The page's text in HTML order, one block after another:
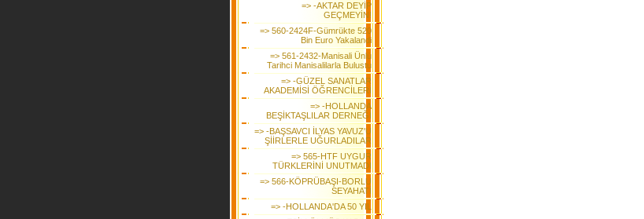
=> -AKTAR DEYİP
GEÇMEYİN!
=> 560-2424F-Gümrükte 520
Bin Euro Yakalandi
=> 561-2432-Manisali Ünlü
Tarihci Manisalilarla Bulustu
=> -GÜZEL SANATLAR
AKADEMİSİ ÖĞRENCİLERİ
=> -HOLLANDA
BEŞİKTAŞLILAR DERNEĞİ
=> -BAŞSAVCI İLYAS YAVUZ'U
ŞİİRLERLE UĞURLADILAR
=> 565-HTF UYGUR
TÜRKLERİNİ UNUTMADI
=> 566-KÖPRÜBAŞI-BORLU
SEYAHATİ
=> -HOLLANDA'DA 50 YIL